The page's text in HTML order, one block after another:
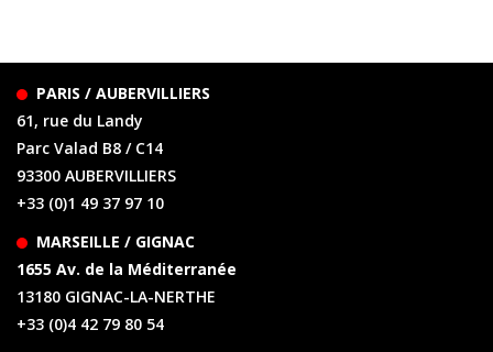
PARIS / AUBERVILLIERS
61, rue du Landy
Parc Valad B8 / C14
93300 AUBERVILLIERS
+33 (0)1 49 37 97 10
MARSEILLE / GIGNAC
1655 Av. de la Méditerranée
13180 GIGNAC-LA-NERTHE
+33 (0)4 42 79 80 54